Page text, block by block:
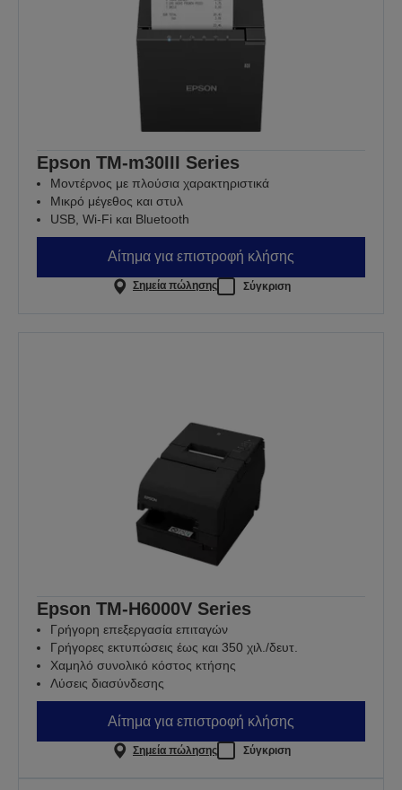
Epson TM-m30III Series
Μοντέρνος με πλούσια χαρακτηριστικά
Μικρό μέγεθος και στυλ
USB, Wi-Fi και Bluetooth
Αίτημα για επιστροφή κλήσης
Σημεία πώλησης Σύγκριση
Epson TM-H6000V Series
Γρήγορη επεξεργασία επιταγών
Γρήγορες εκτυπώσεις έως και 350 χιλ./δευτ.
Χαμηλό συνολικό κόστος κτήσης
Λύσεις διασύνδεσης
Αίτημα για επιστροφή κλήσης
Σημεία πώλησης Σύγκριση